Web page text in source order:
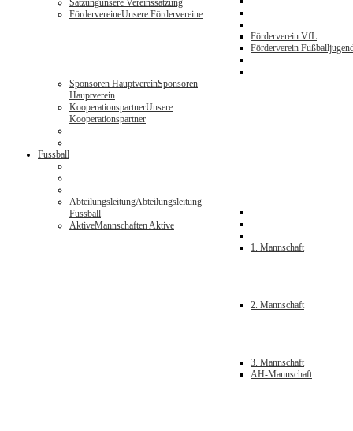
Satzungunsere Vereinssatzung
FördervereineUnsere Fördervereine
Förderverein VfL
Förderverein
Sponsoren HauptvereinSponsoren
Hauptverein
KooperationspartnerUnsere
Kooperationspartner
Fussball
AbteilungsleitungAbteilungsleitung
Fussball
AktiveMannschaften Aktive
1. Mannschaft
2. Mannschaft
3. Mannschaft
AH-Mannschaft